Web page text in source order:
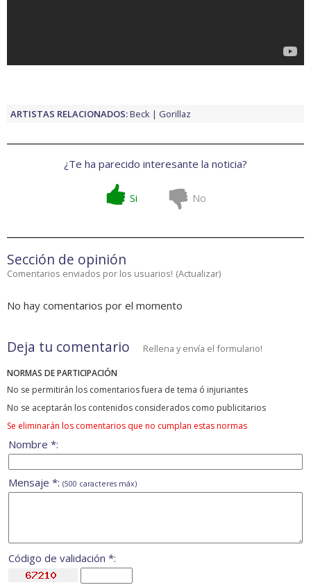
ARTISTAS RELACIONADOS:Beck Gorillaz
¿Te ha parecido interesante la noticia?
Si No
Sección de opinión
Comentarios enviados por los usuarios! (Actualizar)
No hay comentarios por el momento
Deja tu comentario Rellena y envía el formulario!
NORMAS DE PARTICIPACIÓN
No se permitirán los comentarios fuera de tema ó injuriantes
No se aceptarán los contenidos considerados como publicitarios
Se eliminarán los comentarios que no cumplan estas normas
Nombre *:
Mensaje *: (500 caracteres máx)
Código de validación *: